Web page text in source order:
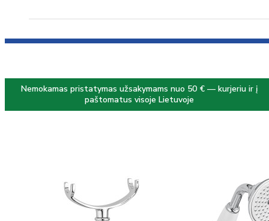
Nemokamas pristatymas užsakymams nuo 50 € — kurjeriu ir į
paštomatus visoje Lietuvoje